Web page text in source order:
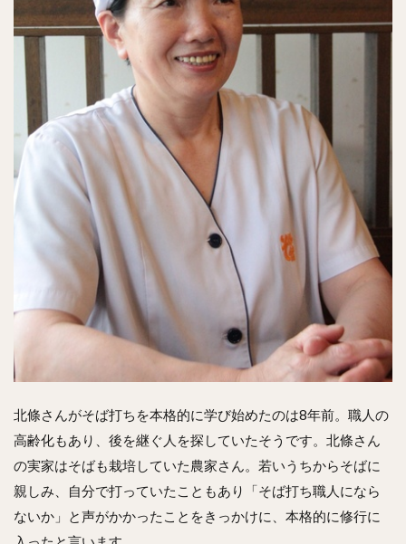
北條さんがそば打ちを本格的に学び始めたのは8年前。職人の
高齢化もあり、後を継ぐ人を探していたそうです。北條さん
の実家はそばも栽培していた農家さん。若いうちからそばに
親しみ、自分で打っていたこともあり「そば打ち職人になら
ないか」と声がかかったことをきっかけに、本格的に修行に